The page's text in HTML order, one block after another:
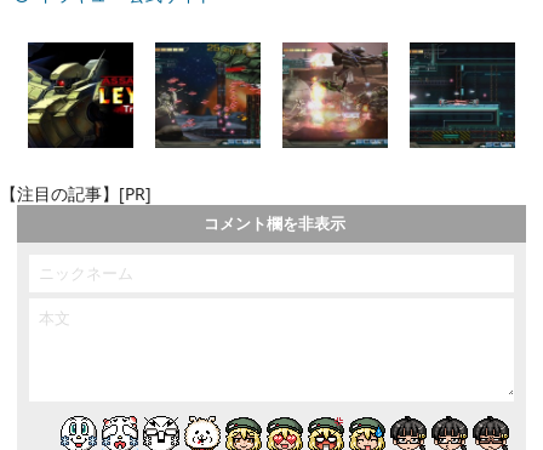
【注目の記事】[PR]
コメント欄を非表示